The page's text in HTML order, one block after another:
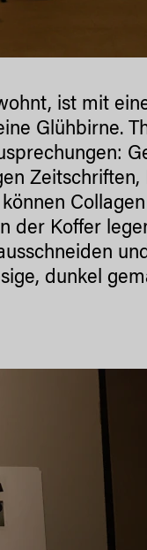
ist mit
Glühbirne.
Zeitschriften,
der Koffer
dunkel